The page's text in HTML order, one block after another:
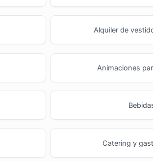
Alquiler de
Animaciones
Catering y